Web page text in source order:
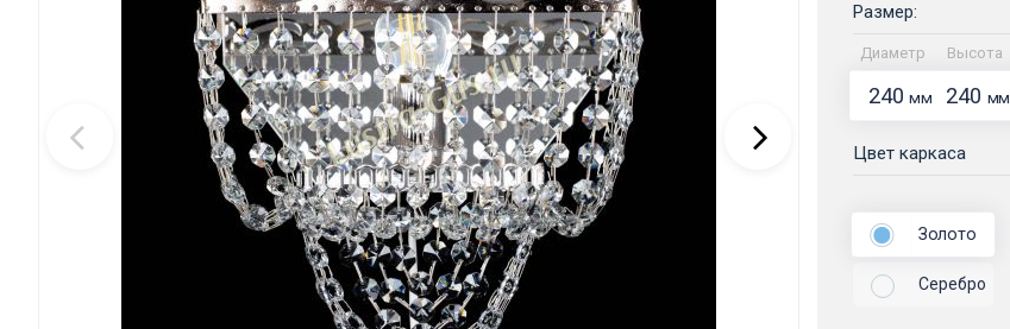
Размер:
Диаметр Высота
240мм 240 мм
Цвет каркаса
Золото
Серебро